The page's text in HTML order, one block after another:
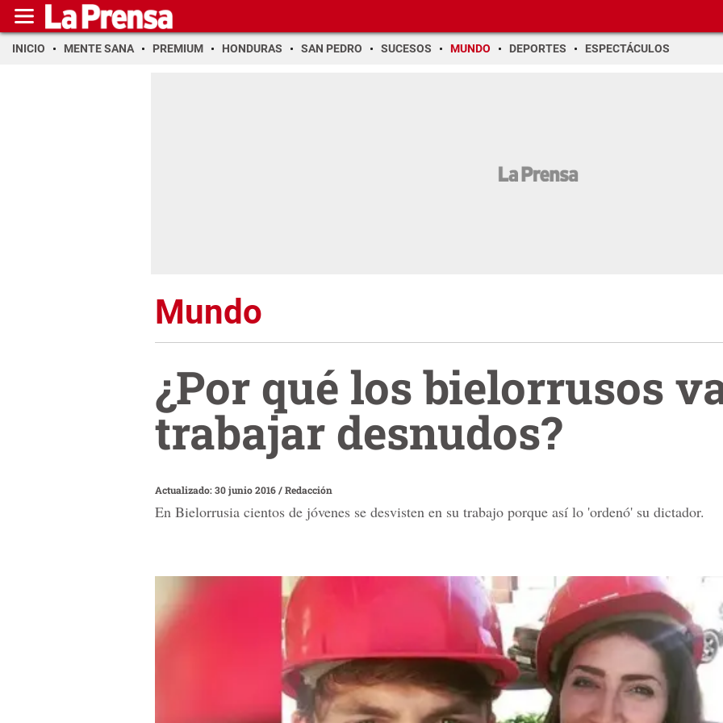
INICIO MENTE SANA PREMIUM HONDURAS SAN PEDRO SUCESOS MUNDO DEPORTES ESPECTÁCULOS
Mundo
¿Por qué los bielorrusos
trabajar desnudos?
Actualizado: 30 junio 2016/Redacción
En Bielorrusia cientos de jóvenes se desvisten en su trabajo porque así lo 'ordenó' su dictador.